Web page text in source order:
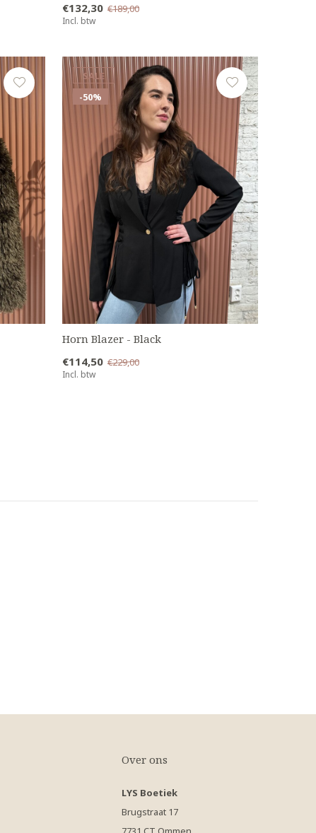
€132,30 €189,00
Incl. btw
SALE
-50%
Horn Blazer - Black
€114,50 €229,00
Incl. btw
Over ons
LYS Boetiek
Brugstraat 17